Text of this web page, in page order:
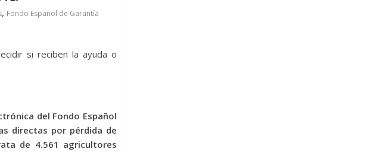
, Fondo Español de Garantía
si reciben la ayuda o
del Fondo Español
directas por pérdida de
de 4.561 agricultores